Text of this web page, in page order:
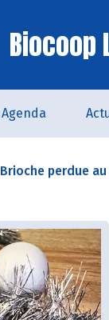
Biocoop
Agenda
Brioche perdue